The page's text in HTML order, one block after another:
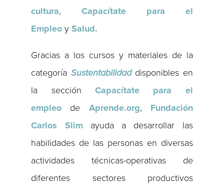
cultura,Capacítate para el
Empleo ySalud.
Gracias a los cursos y materiales de la
categoría Sustentabilidaddisponibles en
la sección Capacítate para el
empleo de Aprende.org, Fundación
Carlos Slimayuda a desarrollar las
habilidades de las personas en diversas
actividades técnicas-operativas de
diferentes sectores productivos